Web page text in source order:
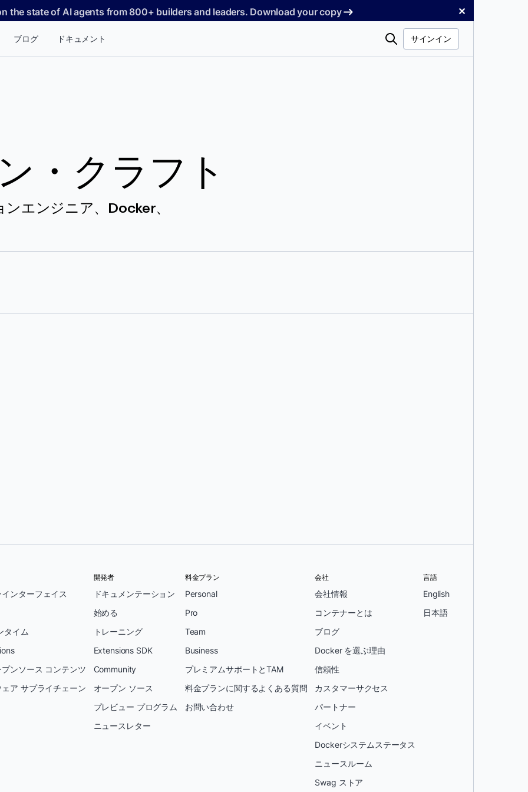
the state of AI agents from 800+ builders and leaders. Download your copy ✕
ブログ ドキュメント
検
サインイン
・クラフト
ンエンジニア、Docker、
ンターフェイス
タイム
ンソース コンテンツ
ア サプライチェーン
開発者
ドキュメンテーション
始める
トレーニング
Extensions SDK
Community
オープン ソース
プレビュー プログラム
ニュースレター
料金プラン
Personal
Pro
Team
Business
プレミアムサポートとTAM
料金プランに関するよくある質問
お問い合わせ
会社
会社情報
コンテナーとは
ブログ
Docker を選ぶ理由
信頼性
カスタマーサクセス
パートナー
イベント
Dockerシステムステータス
ニュースルーム
Swag ストア
言語
English
日本語